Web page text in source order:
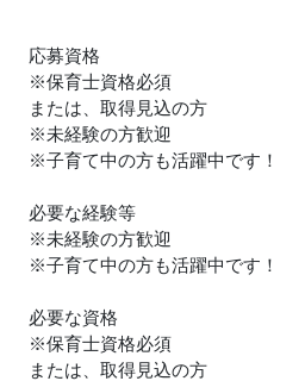
応募資格
※保育士資格必須
または、取得見込の方
※未経験の方歓迎
※子育て中の方も活躍中です！
必要な経験等
※未経験の方歓迎
※子育て中の方も活躍中です！
必要な資格
※保育士資格必須
または、取得見込の方